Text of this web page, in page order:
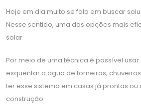
Hoje em dia muito se fala em buscar
Nesse sentido, uma das opções mais
solar
Por meio de uma técnica é possível
esquentar a água de torneiras,
ter esse sistema em casas já prontas
construção.